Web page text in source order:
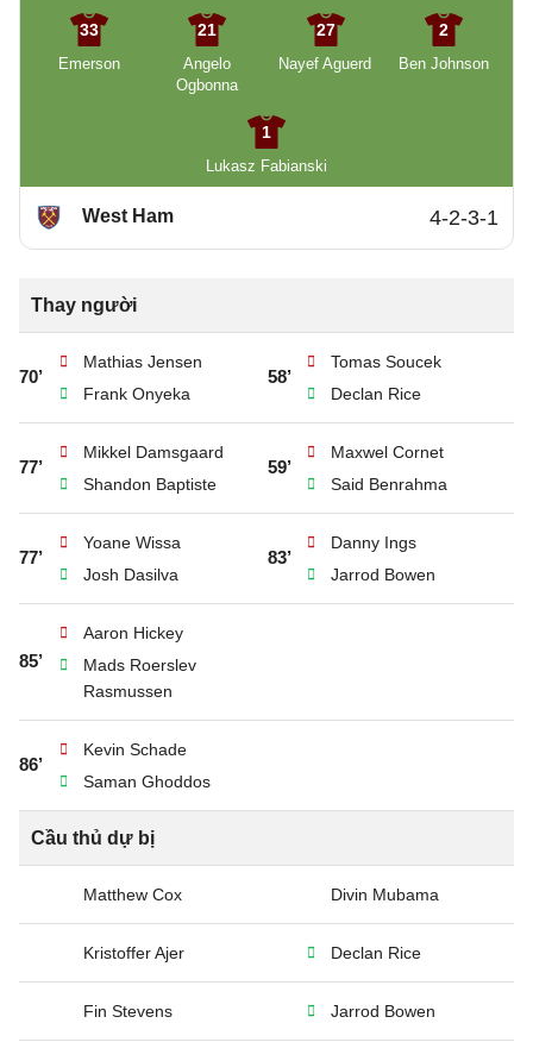
33
Emerson
21
Angelo
Ogbonna
27
Nayef Aguerd
2
Ben Johnson
1
Lukasz Fabianski
West Ham 4-2-3-1
Thay người
70’
Mathias Jensen
Frank Onyeka
58’
Tomas Soucek
Declan Rice
77’
Mikkel Damsgaard
Shandon Baptiste
59’
Maxwel Cornet
Said Benrahma
77’
Yoane Wissa
Josh Dasilva
83’
Danny Ings
Jarrod Bowen
85’
Aaron Hickey
Mads Roerslev
Rasmussen
86’
Kevin Schade
Saman Ghoddos
Cầu thủ dự bị
Matthew Cox Divin Mubama
Kristoffer Ajer Declan Rice
Fin Stevens Jarrod Bowen